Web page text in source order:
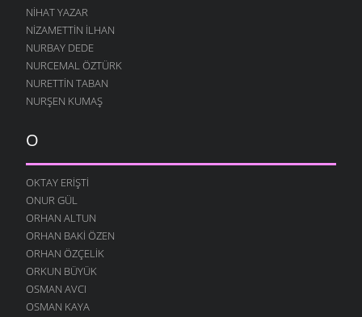
NIHAT YAZAR
NIZAMETTIN İLHAN
NURBAY DEDE
NURCEMAL ÖZTÜRK
NURETTIN TABAN
NURŞEN KUMAŞ
O
OKTAY ERIŞTI
ONUR GÜL
ORHAN ALTUN
ORHAN BAKI ÖZEN
ORHAN ÖZÇELIK
ORKUN BÜYÜK
OSMAN AVCI
OSMAN KAYA